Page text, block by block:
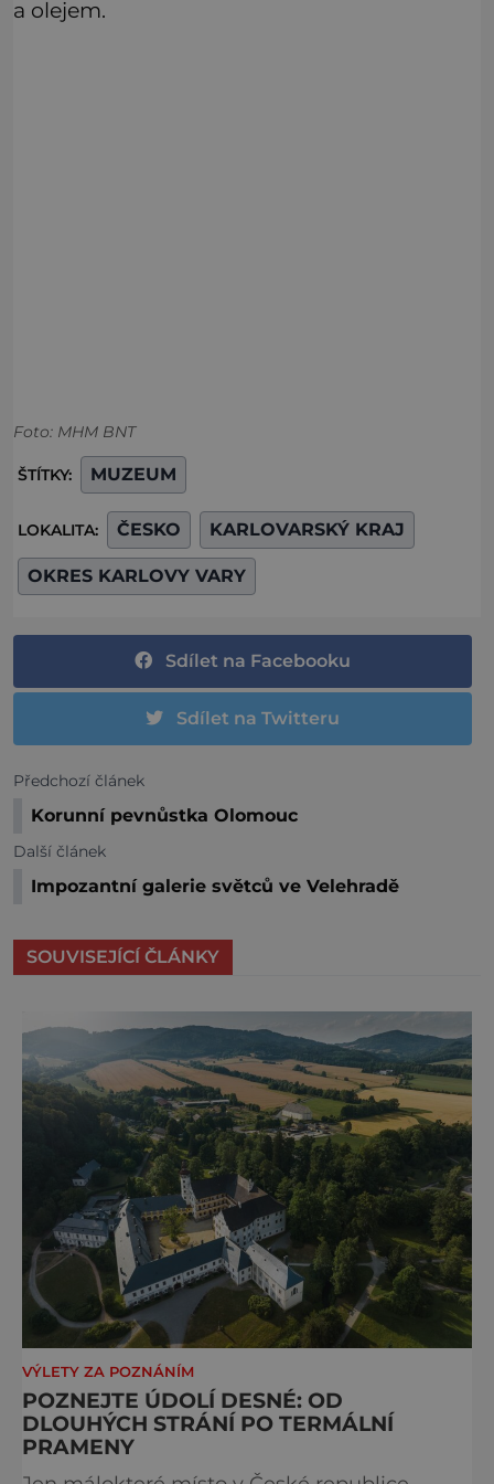
a olejem.
Foto: MHM BNT
ŠTÍTKY: MUZEUM
LOKALITA: ČESKO KARLOVARSKÝ KRAJ
OKRES KARLOVY VARY
Sdílet na Facebooku
Sdílet na Twitteru
Předchozí článek
Korunní pevnůstka Olomouc
Další článek
Impozantní galerie světců ve Velehradě
SOUVISEJÍCÍ ČLÁNKY
VÝLETY ZA POZNÁNÍM
POZNEJTE ÚDOLÍ DESNÉ: OD
DLOUHÝCH STRÁNÍ PO TERMÁLNÍ
PRAMENY